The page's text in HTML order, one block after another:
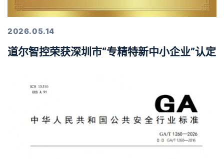
2026.05.14
道尔智控荣获深圳市“专精特新中小企业”认定